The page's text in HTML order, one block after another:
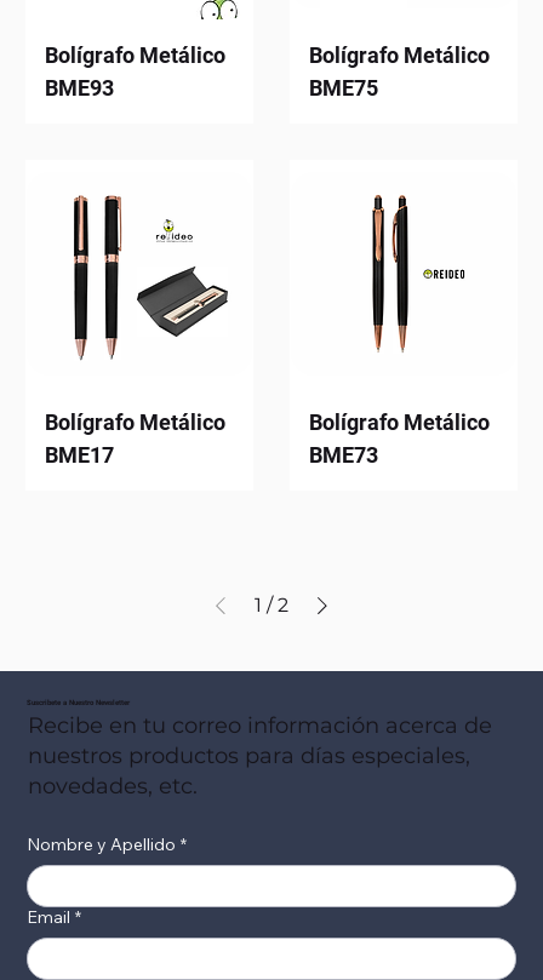
Bolígrafo Metálico
BME93
Bolígrafo Metálico
BME75
Bolígrafo Metálico
BME17
Bolígrafo Metálico
BME73
1 / 2
Suscribete a Nuestro Newsletter
Recibe en tu correo información acerca de
nuestros productos para días especiales,
novedades, etc.
Nombre y Apellido *
Email *